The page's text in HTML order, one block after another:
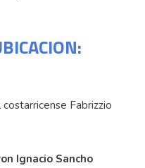
Fabrizzio
Ignacio Sancho